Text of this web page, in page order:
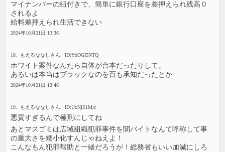
マイナンバーの紐付きで、簡単に銀行口座を差押えられ残高０
されるよ
給料差押えられ生活できない
2024年10月21日 13:36
18. もえるななしさん. ID:YxOGI5NTQ
ホワイト案件なんたら自体が台本だったりして。
あるいは本当はブラックなのを百も承知だったとか
2024年10月21日 13:46
19. もえるななしさん. ID:UxNjE1Mjc
悪質すぎるんで極刑にしてね
あとマスゴミは広域組織犯罪事件を闇バイトなんて呼称して事
の重大さを矮小化すんじゃねえよ！
こんなもん犯罪幇助と一緒だろうが！総務省もいい加減にしろ